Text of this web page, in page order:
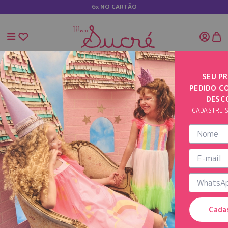
6x NO CARTÃO
INÍCIO CAMISA COM ESTAMPA DE PANDA
SEU
PEDIDO
CADASTRE